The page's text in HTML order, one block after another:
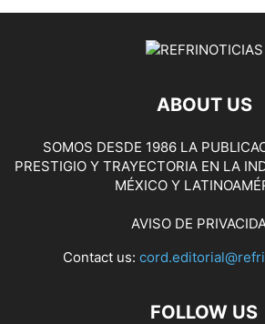
ABOUT US
SOMOS DESDE 1986 LA
PRESTIGIO Y TRAYECTORIA EN LA
MÉXICO Y
AVISO DE
Contact us:
FOLLOW US